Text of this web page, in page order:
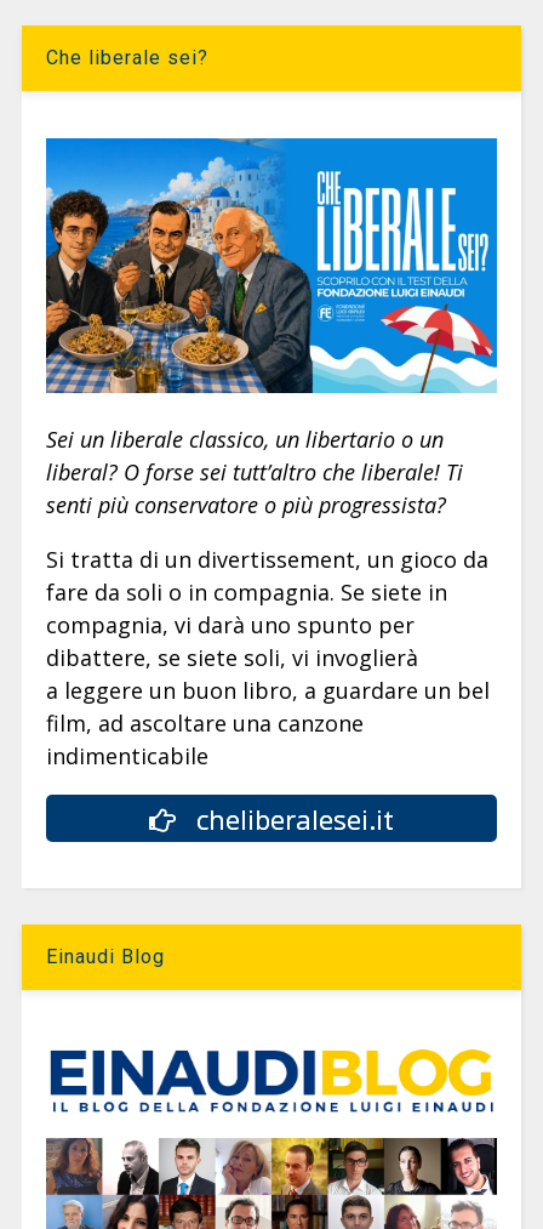
Che liberale sei?
Sei un liberale classico, un libertario o un
liberal? O forse sei tutt’altro che liberale! Ti
senti più conservatore o più progressista?
Si tratta di un divertissement, un gioco da
fare da soli o in compagnia. Se siete in
compagnia, vi darà uno spunto per
dibattere, se siete soli, vi invoglierà
a leggere un buon libro, a guardare un bel
film, ad ascoltare una canzone
indimenticabile
cheliberalesei.it
Einaudi Blog